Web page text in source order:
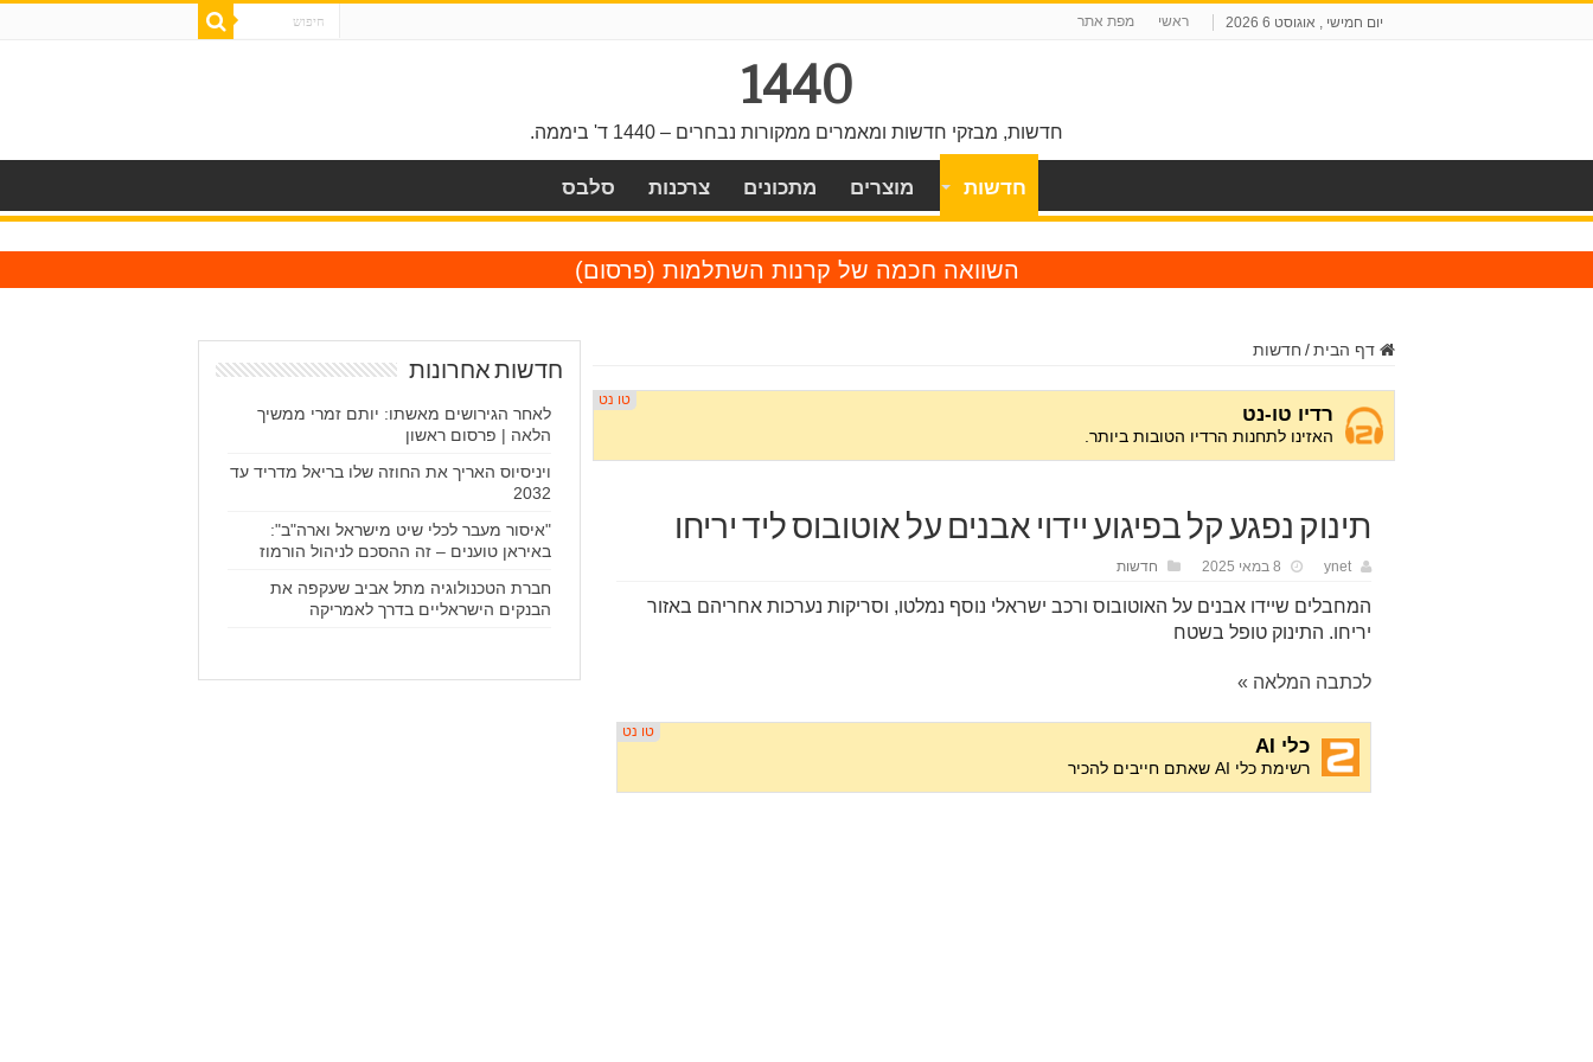
יום חמישי , אוגוסט 6 2026 ראשי מפת אתר
1440
חדשות, מבזקי חדשות ומאמרים ממקורות נבחרים – 1440 ד' ביממה.
חדשות מוצרים מתכונים צרכנות סלבס
השוואה חכמה של קרנות השתלמות (פרסום)
דף הבית/ חדשות
תינוק נפגע קל בפיגוע יידוי אבנים על אוטובוס ליד יריחו
ynet 8 במאי 2025 חדשות
המחבלים שיידו אבנים על האוטובוס ורכב ישראלי נוסף נמלטו, וסריקות נערכות אחריהם באזור
יריחו. התינוק טופל בשטח
לכתבה המלאה »
חדשות אחרונות
לאחר הגירושים מאשתו: יותם זמרי ממשיך
הלאה | פרסום ראשון
ויניסיוס האריך את החוזה שלו בריאל מדריד עד
2032
"איסור מעבר לכלי שיט מישראל וארה"ב":
באיראן טוענים – זה ההסכם לניהול הורמוז
חברת הטכנולוגיה מתל אביב שעקפה את
הבנקים הישראליים בדרך לאמריקה